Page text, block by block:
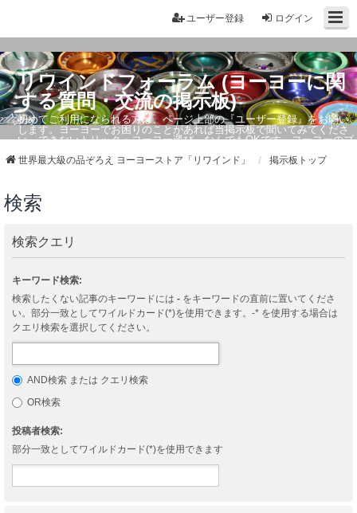
ログイン
ユーザー登録
リワインドフォーラム (ヨーヨーに関
する質問・交流の掲示板)
初めてご利用になられる方は、ページ上部の『ユーザー登録』をお願い
します。ヨーヨーでお困りのことがあれば当掲示板で聞いてみてくださ
い。できないトリック・ヨーヨー選び、なんでもOKです。ヨーヨーのプ
世界最大級の品ぞろえ ヨーヨーストア「リワインド」 掲示板トップ
検索
検索クエリ
キーワード検索:
検索したくない記事のキーワードには - をキーワードの直前に置いてくださ
い。部分一致としてワイルドカード(*)を使用できます。-* を使用する場合は
クエリ検索を選択してください。
AND検索 または クエリ検索
OR検索
投稿者検索:
部分一致としてワイルドカード(*)を使用できます